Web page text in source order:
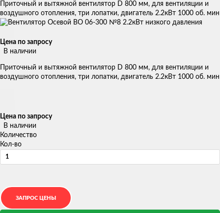
Приточный и вытяжной вентилятор D 800 мм, для вентиляции и
воздушного отопления, три лопатки, двигатель 2.2кВт 1000 об. мин
Цена по запросу
В наличии
Приточный и вытяжной вентилятор D 800 мм, для вентиляции и
воздушного отопления, три лопатки, двигатель 2.2кВт 1000 об. мин
Цена по запросу
В наличии
Количество
Кол-во